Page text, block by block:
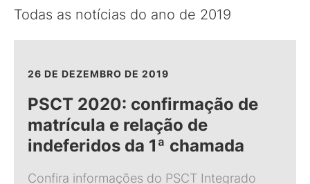
Todas as notícias do ano de 2019
26 DE DEZEMBRO DE 2019
PSCT 2020: confirmação de
matrícula e relação de
indeferidos da 1ª chamada
Confira informações do PSCT Integrado